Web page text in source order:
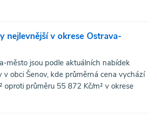
nejlevnější v okrese Ostrava-
město jsou podle aktuálních nabídek
v obci Šenov, kde průměrná cena vychází
oproti průměru 55 872 Kč/m² v okrese